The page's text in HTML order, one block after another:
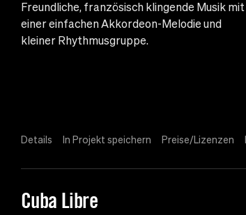
Freundliche, französisch klingende Musik mit
einer einfachen Akkordeon-Melodie und
kleiner Rhythmusgruppe.
Details In Projekt speichern Preise/Lizenzen
Cuba Libre